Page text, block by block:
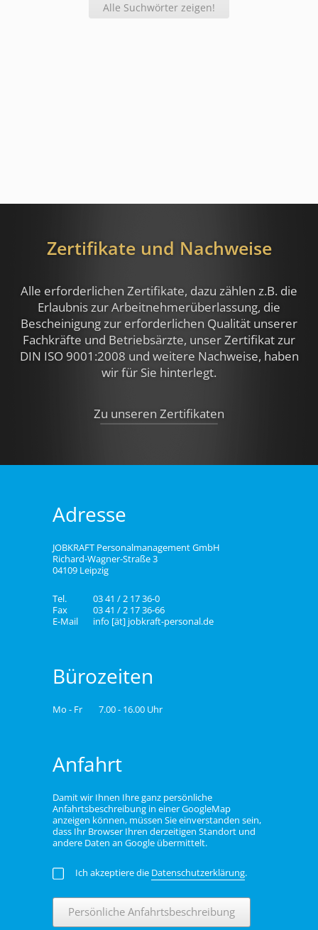
Alle Suchwörter zeigen!
Zertifikate und Nachweise
Alle erforderlichen Zertifikate, dazu zählen z.B. die
Erlaubnis zur Arbeitnehmerüberlassung, die
Bescheinigung zur erforderlichen Qualität unserer
Fachkräfte und Betriebsärzte, unser Zertifikat zur
DIN ISO 9001:2008 und weitere Nachweise, haben
wir für Sie hinterlegt.
Zu unseren Zertifikaten
Adresse
JOBKRAFT Personalmanagement GmbH
Richard-Wagner-Straße 3
04109 Leipzig
Tel.
03 41 / 2 17 36-0
Fax
03 41 / 2 17 36-66
E-Mail
info [ät] jobkraft-personal.de
Bürozeiten
Mo - Fr 7.00 - 16.00 Uhr
Anfahrt
Damit wir Ihnen Ihre ganz persönliche
Anfahrtsbeschreibung in einer GoogleMap
anzeigen können, müssen Sie einverstanden sein,
dass Ihr Browser Ihren derzeitigen Standort und
andere Daten an Google übermittelt.
Ich akzeptiere die Datenschutzerklärung.
Persönliche Anfahrtsbeschreibung